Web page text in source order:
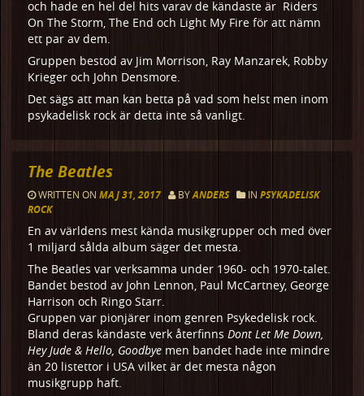
och hade en hel del hits varav de kändaste är Riders
On The Storm, The End och Light My Fire för att nämn
ett par av dem.
Gruppen bestod av Jim Morrison, Ray Manzarek, Robby
Krieger och John Densmore.
Det sägs att man kan betta på vad som helst men inom
psykadelisk rock är detta inte så vanligt.
The Beatles
WRITTEN ON MAJ 31, 2017 BYANDERS IN PSYKADELISK
ROCK
En av världens mest kända musikgrupper och med över
1 miljard sålda album säger det mesta.
The Beatles var verksamma under 1960- och 1970-talet.
Bandet bestod av John Lennon, Paul McCartney, George
Harrison och Ringo Starr.
Gruppen var pionjärer inom genren Psykedelisk rock.
Bland deras kändaste verk återfinns Dont Let Me Down,
Hey Jude & Hello, Goodbye men bandet hade inte mindre
än 20 listettor i USA vilket är det mesta någon
musikgrupp haft.